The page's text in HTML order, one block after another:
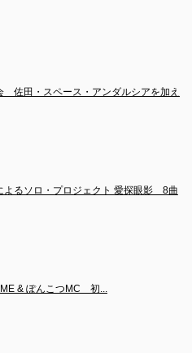
　佐田・スペース・アンダルシアを加え
よるソロ・プロジェクト 愛探眼影　8曲
& ぽんこつMC　初...